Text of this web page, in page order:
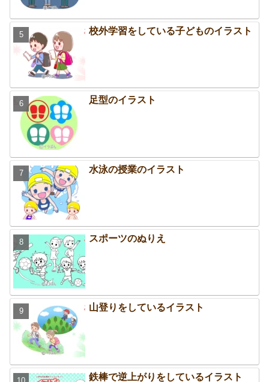
校外学習をしている子どものイラスト
足型のイラスト
水泳の授業のイラスト
スポーツのぬりえ
山登りをしているイラスト
鉄棒で逆上がりをしているイラスト